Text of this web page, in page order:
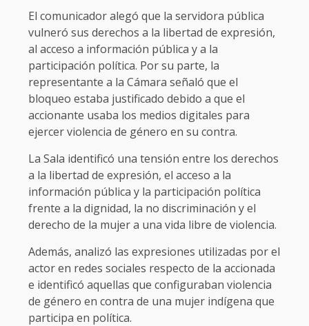
El comunicador alegó que la servidora pública
vulneró sus derechos a la libertad de expresión,
al acceso a información pública y a la
participación política. Por su parte, la
representante a la Cámara señaló que el
bloqueo estaba justificado debido a que el
accionante usaba los medios digitales para
ejercer violencia de género en su contra.
La Sala identificó una tensión entre los derechos
a la libertad de expresión, el acceso a la
información pública y la participación política
frente a la dignidad, la no discriminación y el
derecho de la mujer a una vida libre de violencia.
Además, analizó las expresiones utilizadas por el
actor en redes sociales respecto de la accionada
e identificó aquellas que configuraban violencia
de género en contra de una mujer indígena que
participa en política.